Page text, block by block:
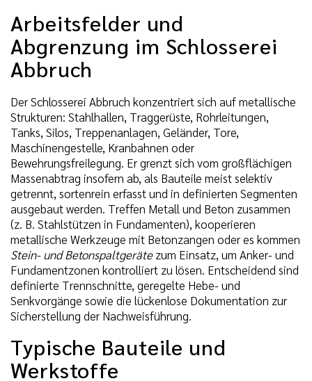
Arbeitsfelder und
Abgrenzung im Schlosserei
Abbruch
Der Schlosserei Abbruch konzentriert sich auf metallische
Strukturen: Stahlhallen, Traggerüste, Rohrleitungen,
Tanks, Silos, Treppenanlagen, Geländer, Tore,
Maschinengestelle, Kranbahnen oder
Bewehrungsfreilegung. Er grenzt sich vom großflächigen
Massenabtrag insofern ab, als Bauteile meist selektiv
getrennt, sortenrein erfasst und in definierten Segmenten
ausgebaut werden. Treffen Metall und Beton zusammen
(z. B. Stahlstützen in Fundamenten), kooperieren
metallische Werkzeuge mit Betonzangen oder es kommen
Stein- und Betonspaltgerätezum Einsatz, um Anker- und
Fundamentzonen kontrolliert zu lösen. Entscheidend sind
definierte Trennschnitte, geregelte Hebe- und
Senkvorgänge sowie die lückenlose Dokumentation zur
Sicherstellung der Nachweisführung.
Typische Bauteile und
Werkstoffe